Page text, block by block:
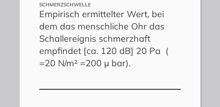
SCHMERZSCHWELLE
Empirisch ermittelter Wert, bei
dem das menschliche Ohr das
Schallereignis schmerzhaft
empfindet [ca. 120 dB] 20 Pa (
=20 N/m² =200 µ bar).